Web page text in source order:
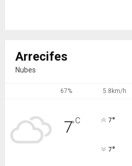
Arrecifes
Nubes
67% 5.8km/h
7°C 7°
7°